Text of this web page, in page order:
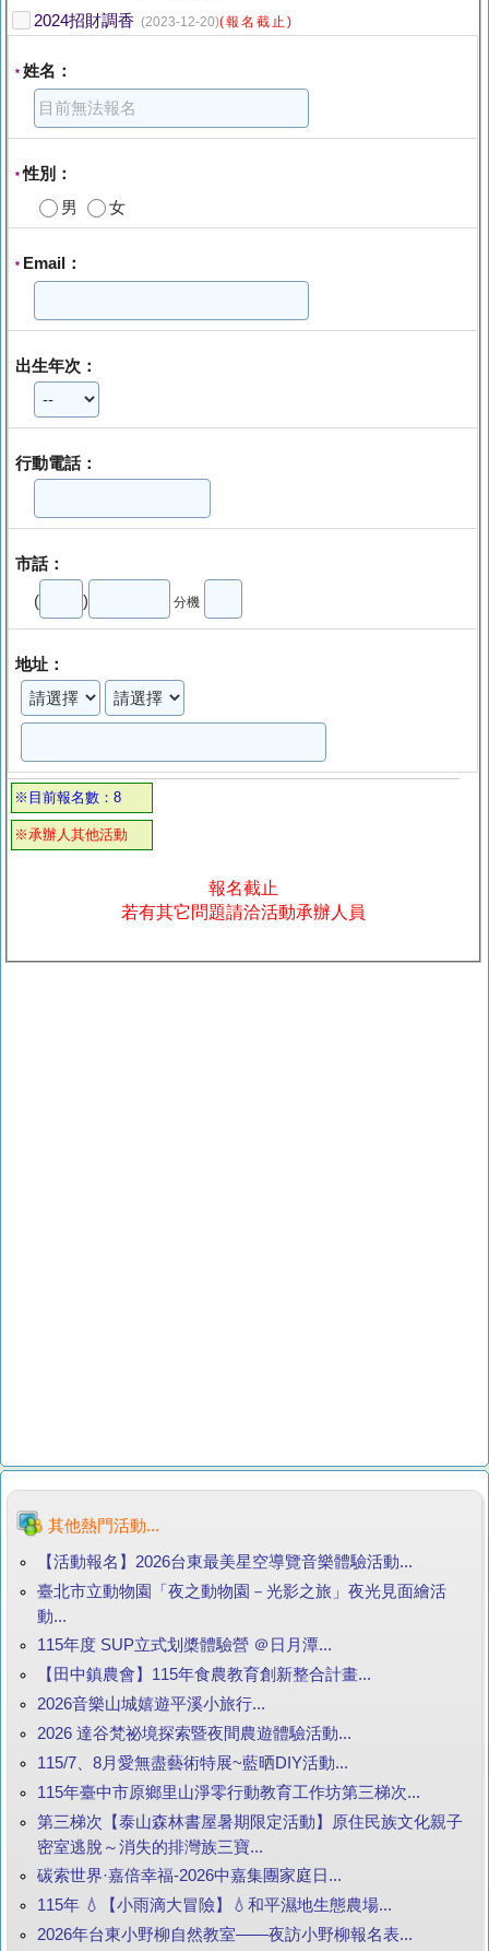
2024招財調香 (2023-12-20)(報名截止)
* 姓名：
*性別：
男
女
* Email：
出生年次：
行動電話：
市話：
( ) 分機
地址：
※目前報名數：8
※承辦人其他活動
報名截止
若有其它問題請洽活動承辦人員
其他熱門活動...
【活動報名】2026台東最美星空導覽音樂體驗活動...
臺北市立動物園「夜之動物園－光影之旅」夜光見面繪活
動...
115年度 SUP立式划槳體驗營 ＠日月潭...
【田中鎮農會】115年食農教育創新整合計畫...
2026音樂山城嬉遊平溪小旅行...
2026 達谷梵祕境探索暨夜間農遊體驗活動...
115/7、8月愛無盡藝術特展~藍晒DIY活動...
115年臺中市原鄉里山淨零行動教育工作坊第三梯次...
第三梯次【泰山森林書屋暑期限定活動】原住民族文化親子
密室逃脫～消失的排灣族三寶...
碳索世界·嘉倍幸福-2026中嘉集團家庭日...
115年 💧【小雨滴大冒險】💧和平濕地生態農場...
2026年台東小野柳自然教室——夜訪小野柳報名表...